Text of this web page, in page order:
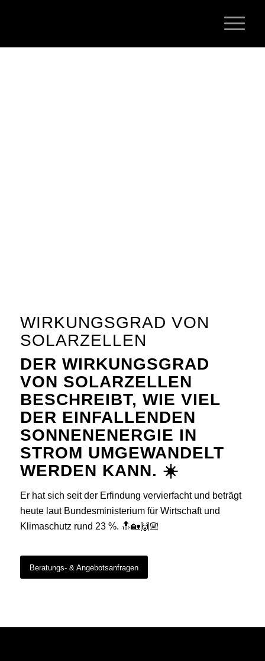
WIRKUNGSGRAD VON
SOLARZELLEN
DER WIRKUNGSGRAD
VON SOLARZELLEN
BESCHREIBT, WIE VIEL
DER EINFALLENDEN
SONNENENERGIE IN
STROM UMGEWANDELT
WERDEN KANN. ☀️
Er hat sich seit der Erfindung vervierfacht und beträgt
heute laut Bundesministerium für Wirtschaft und
Klimaschutz rund 23 %. 🔝🏡🙌🏼
Beratungs- & Angebotsanfragen